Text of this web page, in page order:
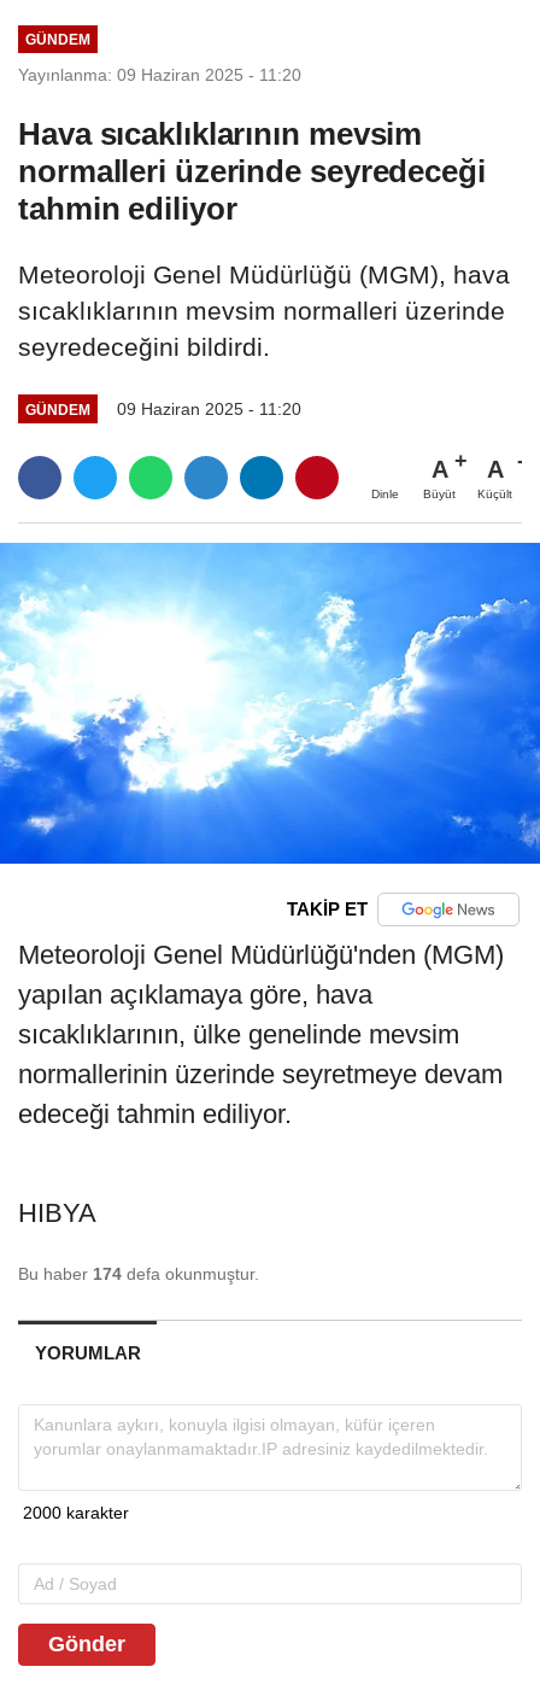
GÜNDEM
Yayınlanma: 09 Haziran 2025 - 11:20
Hava sıcaklıklarının mevsim
normalleri üzerinde seyredeceği
tahmin ediliyor
Meteoroloji Genel Müdürlüğü (MGM), hava
sıcaklıklarının mevsim normalleri üzerinde
seyredeceğini bildirdi.
GÜNDEM 09 Haziran 2025 - 11:20
Dinle
A
Büyüt
A
Küçült
TAKİP ET
Meteoroloji Genel Müdürlüğü'nden (MGM)
yapılan açıklamaya göre, hava
sıcaklıklarının, ülke genelinde mevsim
normallerinin üzerinde seyretmeye devam
edeceği tahmin ediliyor.
HIBYA
Bu haber 174 defa okunmuştur.
YORUMLAR
Gönder